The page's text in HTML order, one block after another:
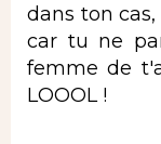
dans ton
car tu ne
femme de
LOOOL !